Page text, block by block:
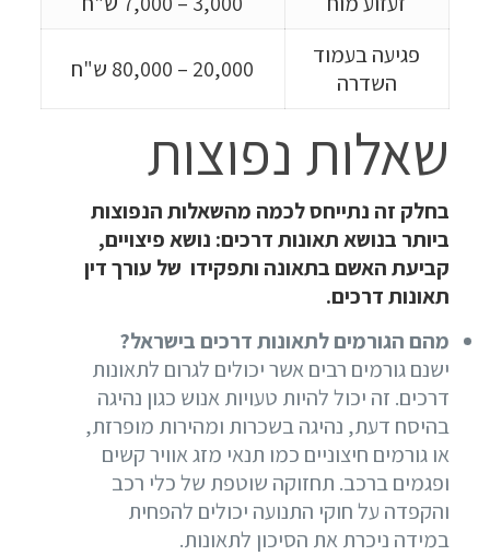
פגיעה בעמוד
השדרה
20,000 – 80,000 ש"ח
שאלות נפוצות
בחלק זה נתייחס לכמה מהשאלות הנפוצות
ביותר בנושא תאונות דרכים: נושא פיצויים,
קביעת האשם בתאונה ותפקידו של עורך דין
תאונות דרכים.
מהם הגורמים לתאונות דרכים בישראל?
ישנם גורמים רבים אשר יכולים לגרום לתאונות
דרכים. זה יכול להיות טעויות אנוש כגון נהיגה
בהיסח דעת, נהיגה בשכרות ומהירות מופרזת,
או גורמים חיצוניים כמו תנאי מזג אוויר קשים
ופגמים ברכב. תחזוקה שוטפת של כלי רכב
והקפדה על חוקי התנועה יכולים להפחית
במידה ניכרת את הסיכון לתאונות.